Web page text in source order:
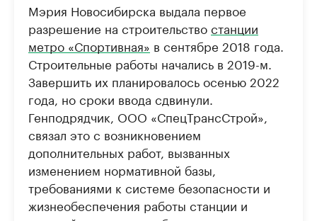
Мэрия Новосибирска выдала первое
разрешение на строительствостанции
метро «Спортивная» в сентябре 2018 года.
Строительные работы начались в 2019-м.
Завершить их планировалось осенью 2022
года, но сроки ввода сдвинули.
Генподрядчик, ООО «СпецТрансСтрой»,
связал это с возникновением
дополнительных работ, вызванных
изменением нормативной базы,
требованиями к системе безопасности и
жизнеобеспечения работы станции и